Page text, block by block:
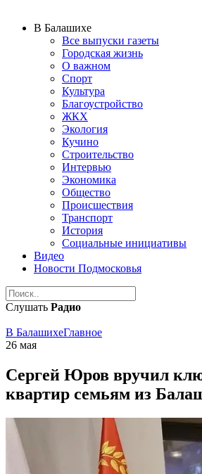
В Балашихе
Все выпуски газеты
Городская жизнь
О важном
Спорт
Культура
Благоустройство
ЖКХ
Экология
Кучино
Строительство
Интервью
Экономика
Общество
Происшествия
Транспорт
История
Социальные инициативы
Видео
Новости Подмосковья
Слушать Радио
В БалашихеГлавное
26 мая
Сергей Юров вручил
квартир семьям из